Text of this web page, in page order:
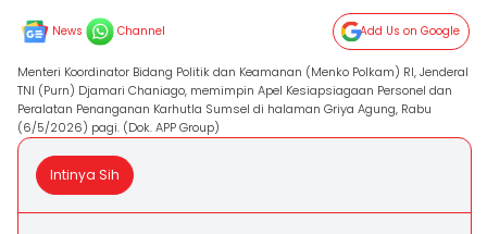
News Channel Add Us on Google
Menteri Koordinator Bidang Politik dan Keamanan (Menko Polkam) RI, Jenderal
TNI (Purn) Djamari Chaniago, memimpin Apel Kesiapsiagaan Personel dan
Peralatan Penanganan Karhutla Sumsel di halaman Griya Agung, Rabu
(6/5/2026) pagi. (Dok. APP Group)
Intinya Sih